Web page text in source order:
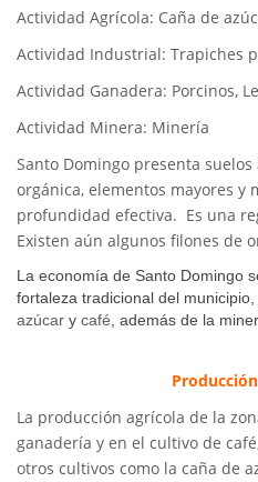
Actividad Agrícola: Caña de
Actividad Industrial: Trapiches
Actividad Ganadera: Porcinos,
Actividad Minera: Minería
Santo Domingo presenta
orgánica, elementos mayores y
profundidad efectiva. Es una
Existen aún algunos filones de
La economía de Santo Domingo
fortaleza tradicional del
azúcar y café , además de la
La producción agrícola de la
ganadería y en el cultivo de
otros cultivos como la caña de